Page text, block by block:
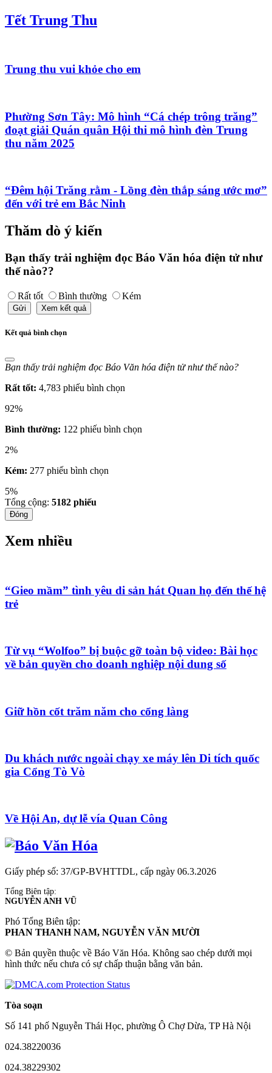
Tết Trung Thu
Trung thu vui khỏe cho em
Phường Sơn Tây: Mô hình “Cá chép trông trăng”
đoạt giải Quán quân Hội thi mô hình đèn Trung
thu năm 2025
“Đêm hội Trăng rằm - Lồng đèn thắp sáng ước mơ”
đến với trẻ em Bắc Ninh
Thăm dò ý kiến
Bạn thấy trải nghiệm đọc Báo Văn hóa điện tử như
thế nào??
Rất tốt Bình thường Kém
Gửi Xem kết quả
Kết quả bình chọn
Bạn thấy trải nghiệm đọc Báo Văn hóa điện tử như thế nào?
Rất tốt: 4,783 phiếu bình chọn
92%
Bình thường: 122 phiếu bình chọn
2%
Kém: 277 phiếu bình chọn
5%
Tổng cộng: 5182 phiếu
Đóng
Xem nhiều
“Gieo mầm” tình yêu di sản hát Quan họ đến thế hệ
trẻ
Từ vụ “Wolfoo” bị buộc gỡ toàn bộ video: Bài học
về bản quyền cho doanh nghiệp nội dung số
Giữ hồn cốt trăm năm cho cổng làng
Du khách nước ngoài chạy xe máy lên Di tích quốc
gia Cổng Tò Vò
Về Hội An, dự lễ vía Quan Công
Giấy phép số: 37/GP-BVHTTDL, cấp ngày 06.3.2026
Tổng Biên tập:
NGUYỄN ANH VŨ
Phó Tổng Biên tập:
PHAN THANH NAM, NGUYỄN VĂN MƯỜI
© Bản quyền thuộc về Báo Văn Hóa. Không sao chép dưới mọi
hình thức nếu chưa có sự chấp thuận bằng văn bản.
Tòa soạn
Số 141 phố Nguyễn Thái Học, phường Ô Chợ Dừa, TP Hà Nội
024.38220036
024.38229302